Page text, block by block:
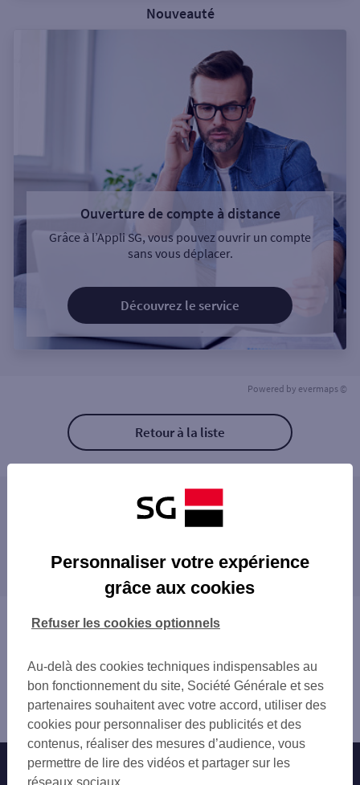
Nouveauté
Ouverture de compte à distance
Grâce à l’Appli SG, vous pouvez ouvrir un compte
sans vous déplacer.
Découvrez le service
Powered by evermaps ©
Retour à la liste
Les distributeurs/automates à proximité
NIMES 15-17 BD VICTOR HUGO
NIMES MAISON CARREE
NIMES RUE SAN LUCAR
NIMES MAS VERDIER
NIMES VILLE ACTIVE
NIMES 51 ROUTE DE ROUQUAIROL
CHU NIMES-CAREMEAU
ECOLE POLICE DE NIMES
CAVEIRAC 1 RUE DES ROLLIERS
TOTAL MARGUERITTES NORD
proximité
LUNEL
Vous êtes ici : Accueil
Nîmes
Distributeur/automate GARE SNCF NIMES
Nos engagements Nous contacter
Personnaliser votre expérience
grâce aux cookies
Au-delà des cookies techniques indispensables au
bon fonctionnement du site, Société Générale et ses
partenaires souhaitent avec votre accord, utiliser des
cookies pour personnaliser des publicités et des
contenus, réaliser des mesures d’audience, vous
permettre de lire des vidéos et partager sur les
réseaux sociaux.
Refuser les cookies optionnels